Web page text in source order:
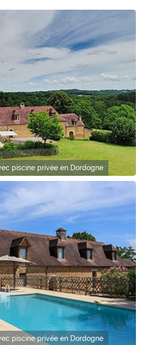
piscine privée en Dordogne
piscine privée en Dordogne